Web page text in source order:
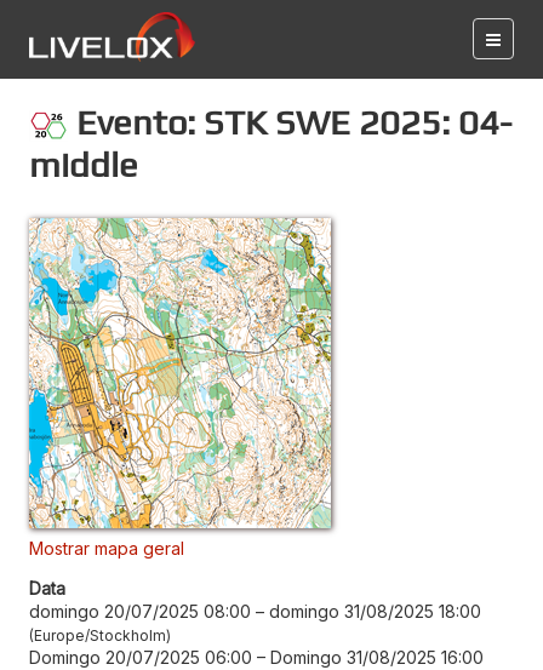
Evento: STK SWE 2025: 04-
middle
Mostrar mapa geral
Data
domingo 20/07/2025 08:00 – domingo 31/08/2025 18:00
Europe/Stockholm
Domingo 20/07/2025 06:00 – Domingo 31/08/2025 16:00